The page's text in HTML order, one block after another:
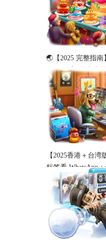
🌏【2025 完整指南
教程（适用于新加
【2025香港＋台湾
标签看 WhatsApp